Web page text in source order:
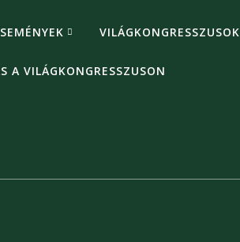
VILÁGKONGRESSZUSOK
A VILÁGKONGRESSZUSON